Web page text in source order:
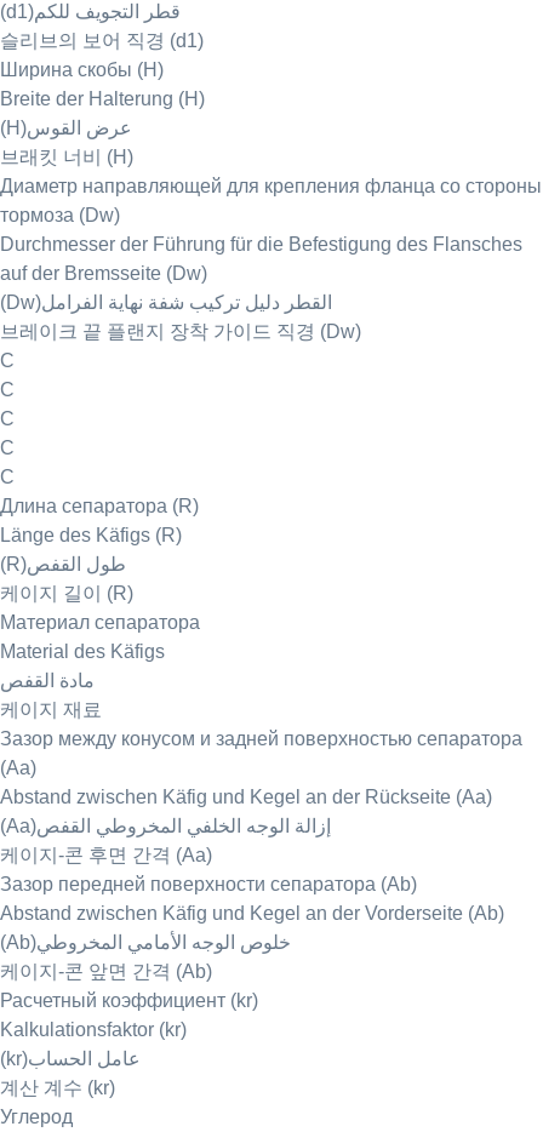
(d1)قطر التجويف للكم
슬리브의 보어 직경 (d1)
Ширина скобы (H)
Breite der Halterung (H)
(H)عرض القوس
브래킷 너비 (H)
Диаметр направляющей для крепления фланца со стороны
тормоза (Dw)
Durchmesser der Führung für die Befestigung des Flansches
auf der Bremsseite (Dw)
(Dw)القطر دليل تركيب شفة نهاية الفرامل
브레이크 끝 플랜지 장착 가이드 직경 (Dw)
C
C
C
C
C
Длина сепаратора (R)
Länge des Käfigs (R)
(R)طول القفص
케이지 길이 (R)
Материал сепаратора
Material des Käfigs
مادة القفص
케이지 재료
Зазор между конусом и задней поверхностью сепаратора
(Aa)
Abstand zwischen Käfig und Kegel an der Rückseite (Aa)
(Aa)إزالة الوجه الخلفي المخروطي القفص
케이지-콘 후면 간격 (Aa)
Зазор передней поверхности сепаратора (Ab)
Abstand zwischen Käfig und Kegel an der Vorderseite (Ab)
(Ab)خلوص الوجه الأمامي المخروطي
케이지-콘 앞면 간격 (Ab)
Расчетный коэффициент (kr)
Kalkulationsfaktor (kr)
(kr)عامل الحساب
계산 계수 (kr)
Углерод